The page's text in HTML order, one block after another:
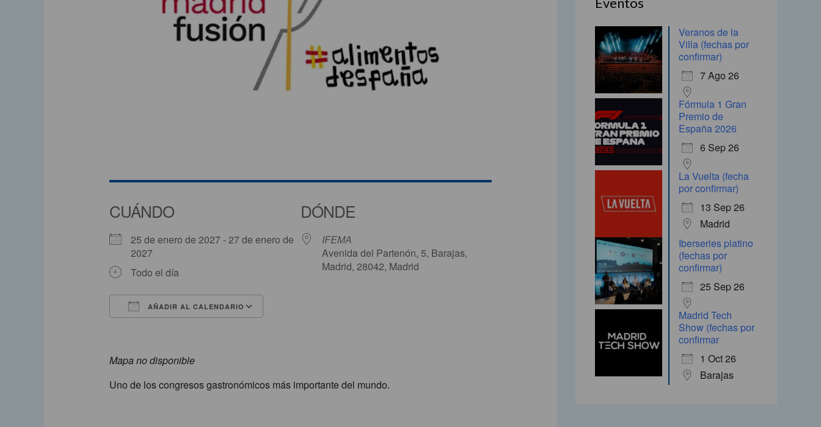
CUÁNDO
25 de enero de 2027 - 27 de enero de
2027
Todo el día
AÑADIR AL CALENDARIO
Outlook Live
DÓNDE
IFEMA
Avenida del Partenón, 5, Barajas,
Madrid, 28042, Madrid
Mapa no disponible
Uno de los congresos gastronómicos más importante del mundo.
Veranos de la
Villa (fechas por
confirmar)
7 Ago 26
Fórmula 1 Gran
Premio de
España 2026
6 Sep 26
La Vuelta (fecha
por confirmar)
13 Sep 26
Madrid
Iberseries platino
(fechas por
confirmar)
25 Sep 26
Madrid Tech
Show (fechas por
confirmar
1 Oct 26
Barajas